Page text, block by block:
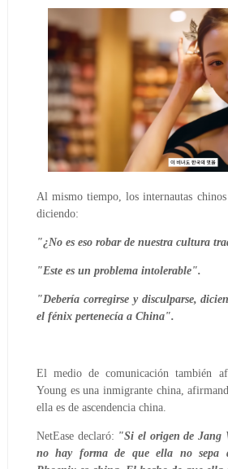
Al mismo tiempo, los internautas
diciendo:
"¿No es eso robar de nuestra cultura
"Este es un problema intolerable".
"Debería corregirse y disculparse,
el fénix pertenecía a China".
El medio de comunicación también
Young es una inmigrante china,
ella es de ascendencia china.
NetEase declaró: "Si el origen de Jang
no hay forma de que ella no sepa